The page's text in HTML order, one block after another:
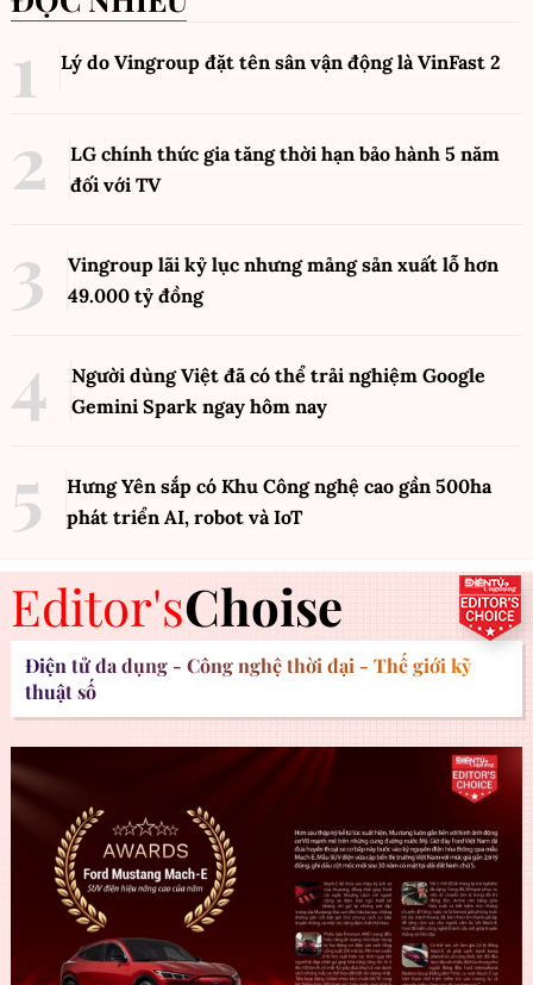
Lý do Vingroup đặt tên sân vận động là VinFast 2
LG chính thức gia tăng thời hạn bảo hành 5 năm
đối với TV
Vingroup lãi kỷ lục nhưng mảng sản xuất lỗ hơn
49.000 tỷ đồng
Người dùng Việt đã có thể trải nghiệm Google
Gemini Spark ngay hôm nay
Hưng Yên sắp có Khu Công nghệ cao gần 500ha
phát triển AI, robot và IoT
Editor'sChoise
Điện tử đa dụng - Công nghệ thời đại - Thế giới kỹ
thuật số